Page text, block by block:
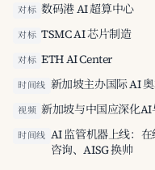
对标 数码港 AI 超算中心
对标 TSMC AI 芯片制造
对标 ETH AI Center
时间线 新加坡主办国际 AI
视频 新加坡与中国应深化AI
时间线 AI 监管机器上线：
咨询、AISG 换帅